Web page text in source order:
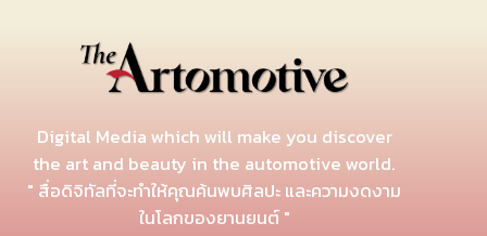
Digital Media which will make you discover
the art and beauty in the automotive world.
" สื่อดิจิทัลที่จะทำให้คุณค้นพบศิลปะ และความงดงาม
ในโลกของยานยนต์ "